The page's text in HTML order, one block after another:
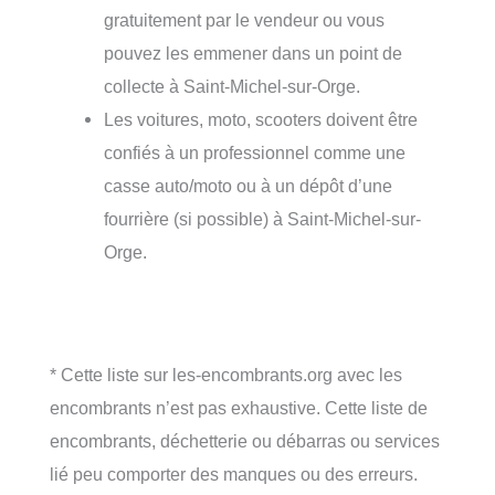
gratuitement par le vendeur ou vous
pouvez les emmener dans un point de
collecte à Saint-Michel-sur-Orge.
Les voitures, moto, scooters doivent être
confiés à un professionnel comme une
casse auto/moto ou à un dépôt d’une
fourrière (si possible) à Saint-Michel-sur-
Orge.
* Cette liste sur les-encombrants.org avec les
encombrants n’est pas exhaustive. Cette liste de
encombrants, déchetterie ou débarras ou services
lié peu comporter des manques ou des erreurs.